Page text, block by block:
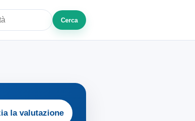
zona
Cerca
la valutazione